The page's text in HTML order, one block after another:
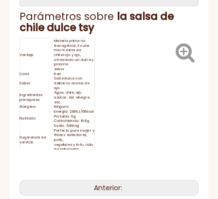
Parámetros sobre la salsa de
chile dulce tsy
Ventaja
Materia prima no
transgénica; Es una
rica mezcla de
chile rojo y ajo,
ofreciendo un dulce y
picante
sabor
Color
Red
Sabor
Sabe dulce con
delicioso aroma de
ajo
Ingredientes
principales
Agua, chile, ajo,
azúcar, sal, vinagre,
etc.
Alergeno
Ninguno
Nutrición
Energía: 286kJ/68kcal
Proteína: 0g
Carbohidrato: 16.8g
Sodio: 548mg
Sugerencia de
servicio
Perfecto para mojar y
fideos saltadores,
pollo,
vegetales y tofu, rollo
de primavera.
entrega
15-25 días
Anterior: